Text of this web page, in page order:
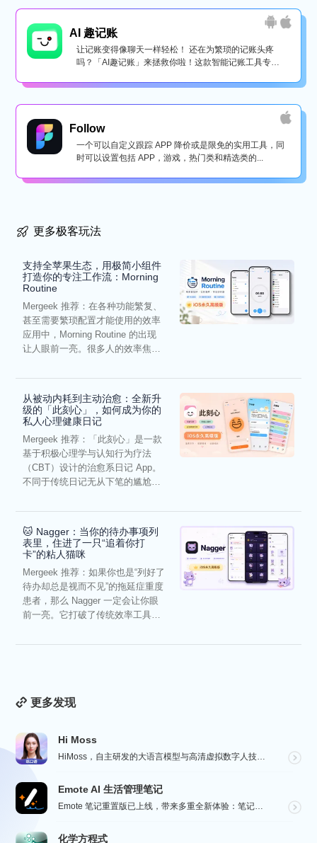
AI 趣记账
让记账变得像聊天一样轻松！ 还在为繁琐的记账头疼
吗？「AI趣记账」来拯救你啦！这款智能记账工具专为
Follow
一个可以自定义跟踪 APP 降价或是限免的实用工具，同
时可以设置包括 APP，游戏，热门类和精选类的...
更多极客玩法
支持全苹果生态，用极简小组件
打造你的专注工作流：Morning
Routine
Mergeek 推荐：在各种功能繁复、
甚至需要繁琐配置才能使用的效率
应用中，Morning Routine 的出现
让人眼前一亮。很多人的效率焦
从被动内耗到主动治愈：全新升
级的「此刻心」，如何成为你的
私人心理健康日记
Mergeek 推荐：「此刻心」是一款
基于积极心理学与认知行为疗法
（CBT）设计的治愈系日记 App。
不同于传统日记无从下笔的尴尬，
🐱 Nagger：当你的待办事项列
表里，住进了一只“追着你打
卡”的粘人猫咪
Mergeek 推荐：如果你也是“列好了
待办却总是视而不见”的拖延症重度
患者，那么 Nagger 一定会让你眼
前一亮。它打破了传统效率工具冰
更多发现
Hi Moss
HiMoss，自主研发的大语言模型与高清虚拟数字人技术，重塑英语口语教学的未来。 我们的 AI 虚拟...
Emote AI 生活管理笔记
Emote 笔记重置版已上线，带来多重全新体验：笔记架构全面升级，融合笔记、AI 与日程管理，打造高...
化学方程式